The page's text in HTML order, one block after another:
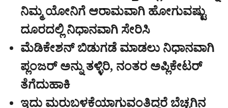
ನಿಮ್ಮ ಯೋನಿಗೆ ಆರಾಮವಾಗಿ ಹೋಗುವಷ್ಟು
ದೂರದಲ್ಲಿ ನಿಧಾನವಾಗಿ ಸೇರಿಸಿ
ಮೆಡಿಕೇಶನ್ ಬಿಡುಗಡೆ ಮಾಡಲು ನಿಧಾನವಾಗಿ
ಪ್ಲಂಜರ್ ಅನ್ನು ತಳ್ಳಿರಿ, ನಂತರ ಅಪ್ಲಿಕೇಟರ್
ತೆಗೆದುಹಾಕಿ
ಇದು ಮರುಬಳಕೆಯಾಗುವಂತಿದ್ದರೆ ಬೆಚ್ಚಗಿನ